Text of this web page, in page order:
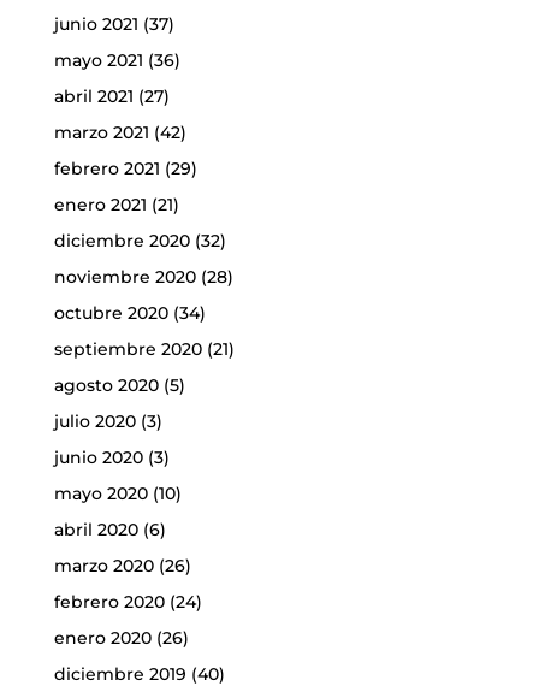
junio 2021 (37)
mayo 2021 (36)
abril 2021 (27)
marzo 2021 (42)
febrero 2021 (29)
enero 2021 (21)
diciembre 2020(32)
noviembre 2020(28)
octubre 2020(34)
septiembre 2020(21)
agosto 2020(5)
julio 2020(3)
junio 2020(3)
mayo 2020(10)
abril 2020(6)
marzo 2020(26)
febrero 2020(24)
enero 2020(26)
diciembre 2019 (40)